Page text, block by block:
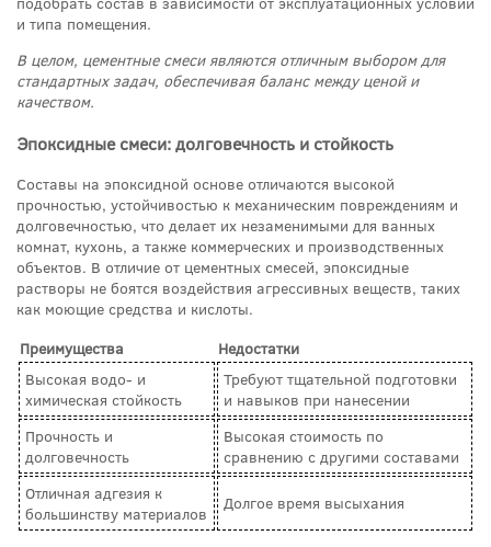
и типа помещения.
В целом, цементные смеси являются отличным выбором для
стандартных задач, обеспечивая баланс между ценой и
качеством.
Эпоксидные смеси: долговечность и стойкость
Составы на эпоксидной основе отличаются высокой
прочностью, устойчивостью к механическим повреждениям и
долговечностью, что делает их незаменимыми для ванных
комнат, кухонь, а также коммерческих и производственных
объектов. В отличие от цементных смесей, эпоксидные
растворы не боятся воздействия агрессивных веществ, таких
как моющие средства и кислоты.
Преимущества
Недостатки
Высокая водо- и
химическая стойкость
Требуют тщательной подготовки
и навыков при нанесении
Прочность и
долговечность
Высокая стоимость по
сравнению с другими составами
Отличная адгезия к
большинству материалов
Долгое время высыхания